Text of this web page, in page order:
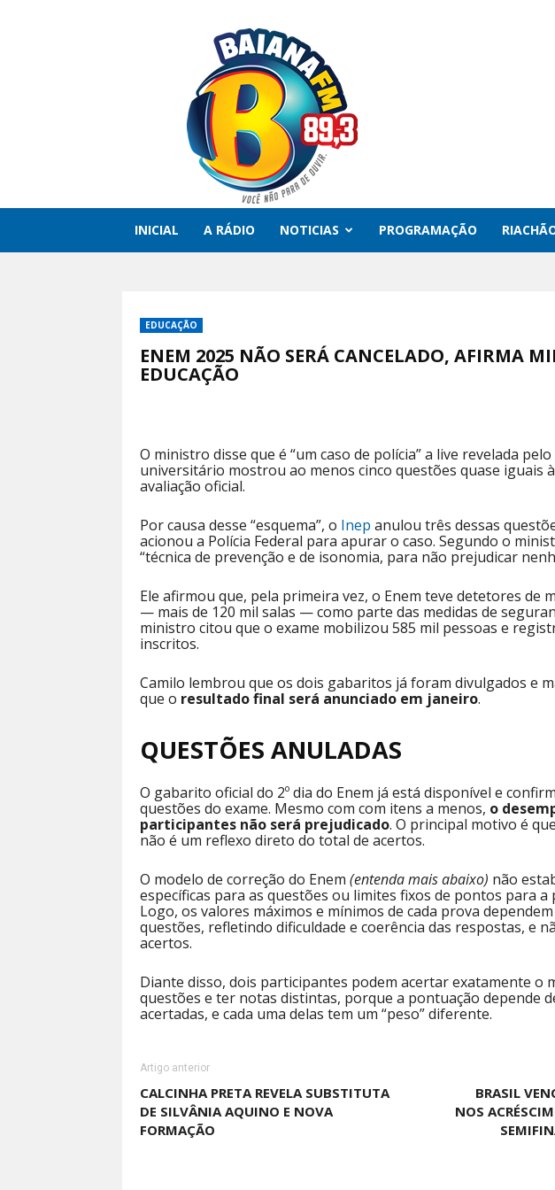
Baiana
INICIAL A RÁDIO NOTICIAS PROGRAMAÇÃO
EDUCAÇÃO
ENEM 2025 NÃO SERÁ CANCELADO, AFIRMA
EDUCAÇÃO
O ministro disse que é “um caso de polícia” a live revelada pelo
universitário mostrou ao menos cinco questões quase iguais
avaliação oficial.
Por causa desse “esquema”, o Inep anulou três dessas
acionou a Polícia Federal para apurar o caso. Segundo o
“técnica de prevenção e de isonomia, para não prejudicar
Ele afirmou que, pela primeira vez, o Enem teve detetores de
— mais de 120 mil salas — como parte das medidas de
ministro citou que o exame mobilizou 585 mil pessoas e
inscritos.
Camilo lembrou que os dois gabaritos já foram divulgados e
que o resultado final será anunciado em janeiro.
QUESTÕES ANULADAS
O gabarito oficial do 2º dia do Enem já está disponível e
questões do exame. Mesmo com com itens a menos, o
participantes não será prejudicado. O principal motivo é
não é um reflexo direto do total de acertos.
O modelo de correção do Enem (entenda mais abaixo) não
específicas para as questões ou limites fixos de pontos para a
Logo, os valores máximos e mínimos de cada prova
questões, refletindo dificuldade e coerência das respostas, e
acertos.
Diante disso, dois participantes podem acertar exatamente o
questões e ter notas distintas, porque a pontuação depende
acertadas, e cada uma delas tem um “peso” diferente.
Artigo anterior
CALCINHA PRETA REVELA SUBSTITUTA
DE SILVÂNIA AQUINO E NOVA
FORMAÇÃO
BRASIL
NOS